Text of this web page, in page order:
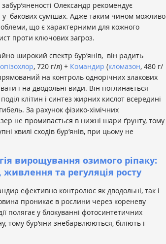
Олександр рекомендує
у бакових сумішах. Адже таким чином можливо
що є характерними для кожного
проти ключових загроз.
широкий спектр бур’янів, він радить
, 720 г/л) + Командир (кломазон, 480 г/
на контроль однорічних злакових
і на дводольні види. Він поглинається
клітин і синтез жирних кислот всередині
За рахунок фізико-хімічних
не промивається в нижні шари ґрунту, тому
хвилі сходів бур’янів, при цьому не
вирощування озимого ріпаку:
живлення та регуляція росту
ефективно контролює як дводольні, так і
проникає в рослини через кореневу
полягає у блокуванні фотосинтетичних
тому бур’яни знебарвлюються, біліють і